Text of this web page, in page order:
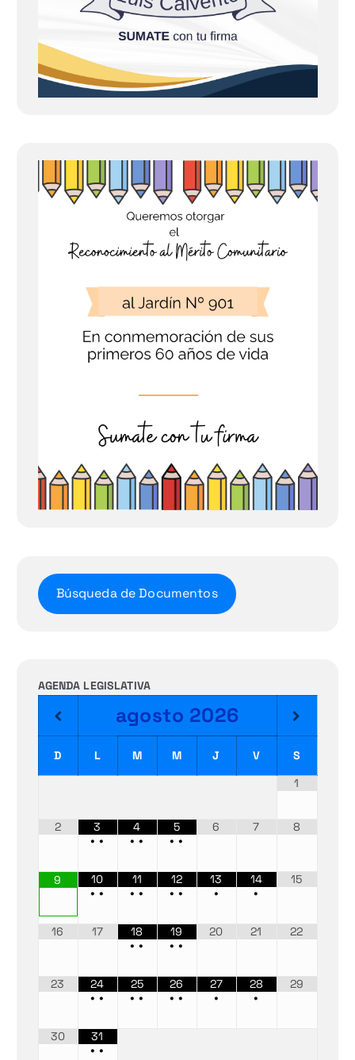
Búsqueda de Documentos
AGENDA LEGISLATIVA
agosto 2026
D L M M J V
S
1
2
3
••
4
••
5
••
6 7 8
9
10
••
11
••
12
••
13
•
14
•
15
16 17
18
••
19
••
20 21 22
23
24
••
25
••
26
••
27
•
28
•
29
30
31
••